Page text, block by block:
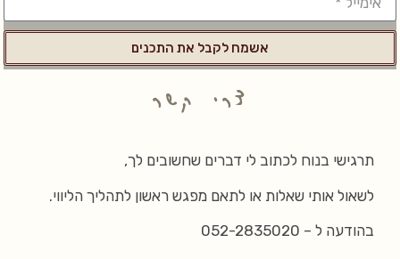
אשמח לקבל את התכנים
צרי קשר
תרגישי בנוח לכתוב לי דברים שחשובים לך,
לשאול אותי שאלות או לתאם מפגש ראשון לתהליך הליווי.
בהודעה ל – 052-2835020